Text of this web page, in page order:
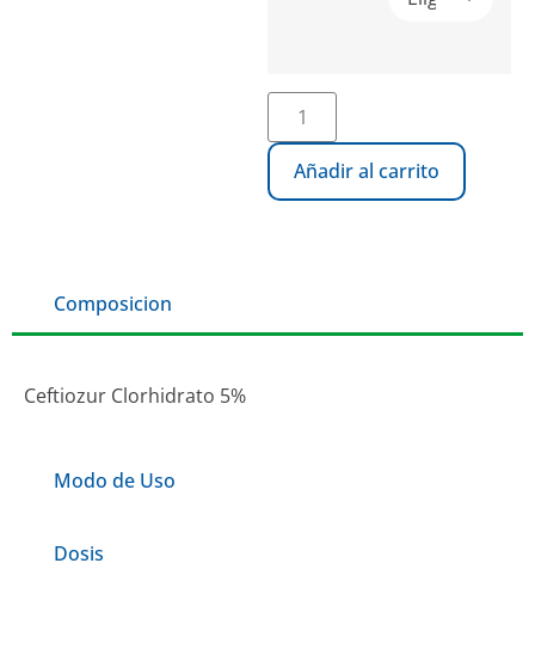
Añadir al carrito
Composicion
Modo de Uso
Dosis
Ceftiozur Clorhidrato 5%